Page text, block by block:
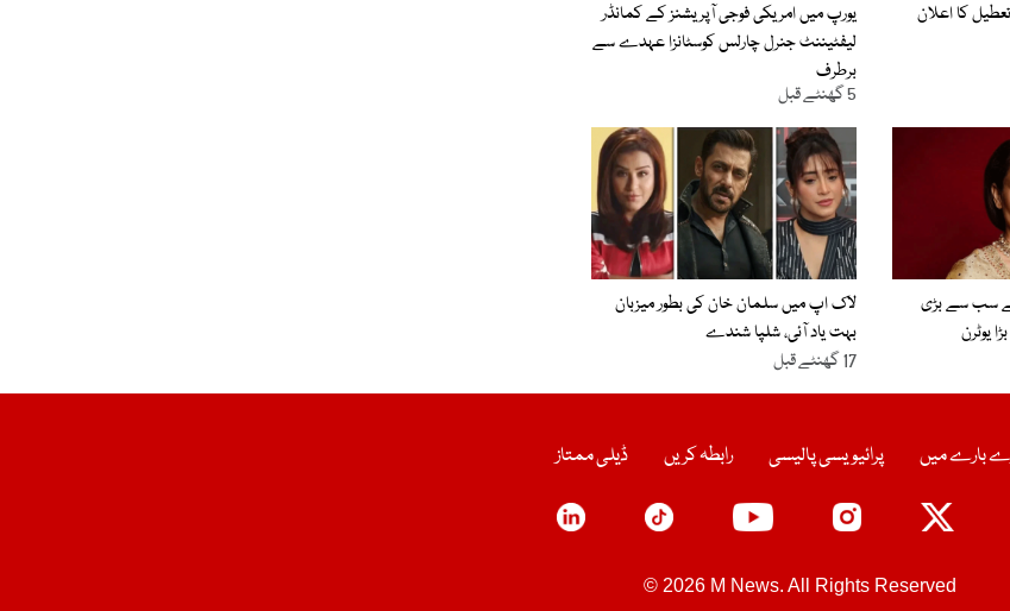
یورپ میں امریکی فوجی آپریشنز کے کمانڈر
لیفٹیننٹ جنرل چارلس کوسٹانزا عہدے سے
برطرف
5 گھنٹے قبل
سب سے بڑی
یوٹرن
لاک اپ میں سلمان خان کی بطور میزبان
بہت یاد آئی، شلپا شندے
17 گھنٹے قبل
بارے میں پرائیویسی پالیسی رابطہ کریں ڈیلی ممتاز
© 2026 M News. All Rights Reserved